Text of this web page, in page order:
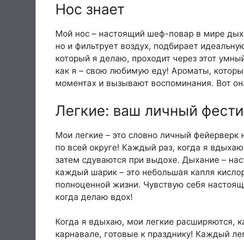
Нос знает
Мой нос – настоящий шеф-повар в мире
но и фильтрует воздух, подбирает
который я делаю, проходит через этот
как я – свою любимую еду! Ароматы,
моментах и вызывают воспоминания. Вот
Легкие: ваш личный
Мои легкие – это словно личный
по всей округе! Каждый раз, когда я
затем сдуваются при выдохе. Дыхание –
каждый шарик – это небольшая капля
полноценной жизни. Чувствую себя
когда делаю вдох!
Когда я вдыхаю, мои легкие расширяются,
карнавале, готовые к празднику! Каждый